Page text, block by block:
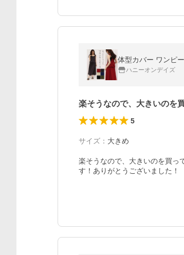
体型カバー ワンピ
ハニーオンデイズ
楽そうなので、大きいのを
5
サイズ ： 大きめ
楽そうなので、大きいのを買っ
す！ありがとうございました！